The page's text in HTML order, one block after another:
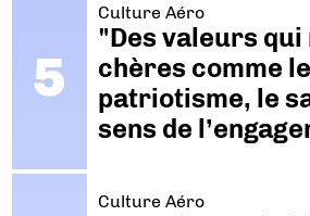
Culture Aéro
"Des valeurs qui
chères comme
patriotisme, le
sens de
Culture Aéro